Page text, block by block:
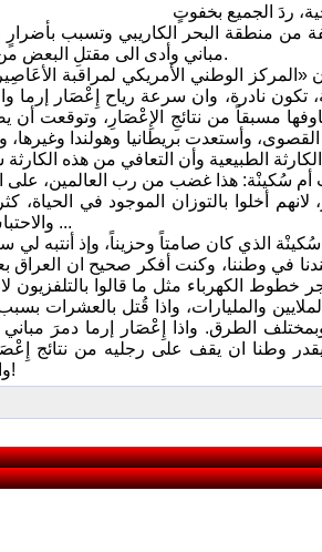
ردَ الجميع بخفوتٍ
من منطقة البحر الكاريبي وتسبب
مباني وأدى الى مقتلِ البعض من الناسِ لاسبابٍ مختلفة.
الوطني الأمريكي لمراقبة
المصنفة في الفئة الخامسة، تكون نادرة، وان سرعة رياح
مخاوفها مسبقاً من نتائجِ الإِعْصَارِ، وتوقعت
وأستعدت بريطانيا وهولندا
أخلوا بالتوزان الموجود في الحياة،
والاحتباس الحراري والحروب و ...
الذي كان صامتاً وحزيناً، وإذ أنتبه
في وطننا، وكنت أفكر صحيح ان العراق
خطوط الكهرباء مثل ما قالوا بالتلفزيون
والمليارات، واذا قُتل بالعشرات
الطرق. واذا إِعْصَار إرما دمرَ مباني
وطنا ان يقف على رجليه من نتائج
والفساد وغياب القانون ؟!